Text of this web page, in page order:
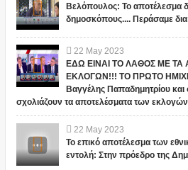
Βελόπουλος: Το αποτέλεσμα
δημοσκόπους.... Περάσαμε
22 May 2023
ΕΔΩ ΕΙΝΑΙ ΤΟ ΛΑΘΟΣ ΜΕ
ΕΚΛΟΓΩΝ!!! ΤΟ ΠΡΩΤΟ
Βαγγέλης Παπαδημητρίου
σχολιάζουν τα αποτελέσματα των εκλογών
22 May 2023
Το επικό αποτέλεσμα των
εντολή: Στην πρόεδρο της